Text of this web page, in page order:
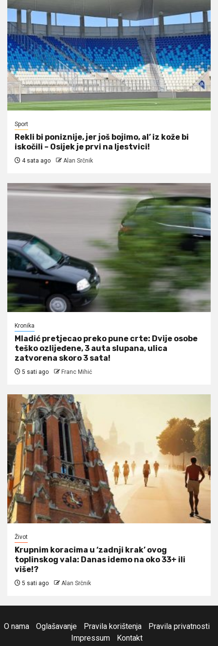
Sport
Rekli bi poniznije, jer još bojimo, al’ iz kože bi
iskočili – Osijek je prvi na ljestvici!
4 sata ago Alan Srčnik
Kronika
Mladić pretjecao preko pune crte: Dvije osobe
teško ozlijeđene, 3 auta slupana, ulica
zatvorena skoro 3 sata!
5 sati ago Franc Mihić
Život
Krupnim koracima u ‘zadnji krak’ ovog
toplinskog vala: Danas idemo na oko 33+ ili
više!?
5 sati ago Alan Srčnik
O nama Oglašavanje Pravila korištenja
Pravila privatnosti
Impressum
Kontakt